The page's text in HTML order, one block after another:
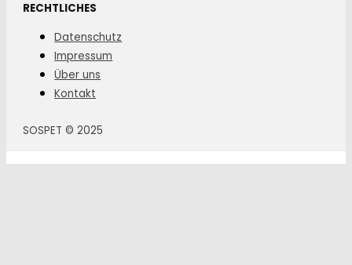
RECHTLICHES
Datenschutz
Impressum
Über uns
Kontakt
SOSPET © 2025